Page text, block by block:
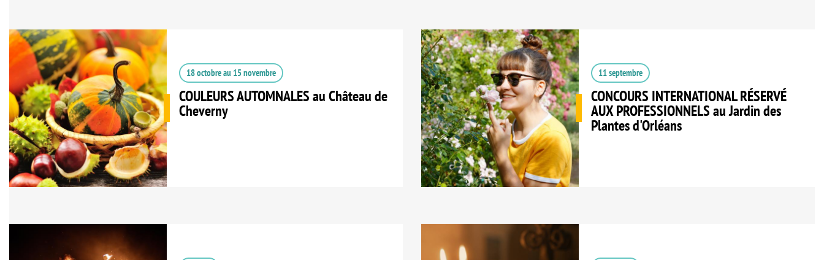
18 octobreau 15 novembre
COULEURS AUTOMNALES au Château de
Cheverny
11 septembre
CONCOURS INTERNATIONAL RÉSERVÉ
AUX PROFESSIONNELS au Jardin des
Plantes d'Orléans